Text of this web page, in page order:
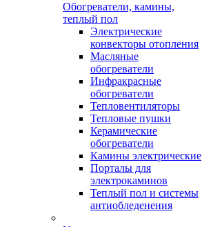
Обогреватели, камины,
теплый пол
Электрические
конвекторы отопления
Масляные
обогреватели
Инфракрасные
обогреватели
Тепловентиляторы
Тепловые пушки
Керамические
обогреватели
Камины электрические
Порталы для
электрокаминов
Теплый пол и системы
антиобледенения